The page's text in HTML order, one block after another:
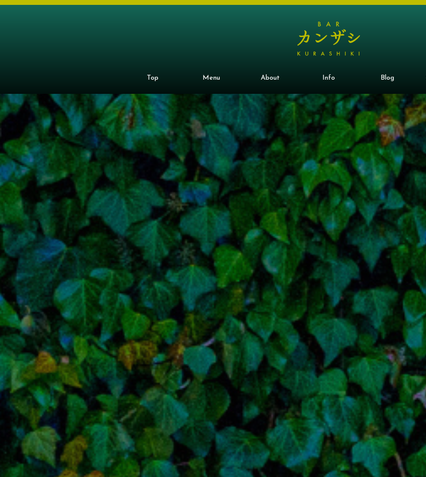
Top Menu About Info Blog